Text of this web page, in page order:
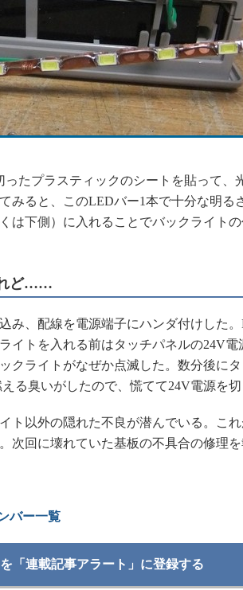
たプラスティックのシートを貼って、
みると、このLEDバー1本で十分な明る
は下側）に入れることでバックライト
れど……
み、配線を電源端子にハンダ付けした
イトを入れる前はタッチパネルの24V電
クライトがなぜか点滅した。数分後に
る臭いがしたので、慌てて24V電源を切
ト以外の隠れた不良が潜んでいる。こ
次回に壊れていた基板の不具合の修理を
バー一覧
「連載記事アラート」に登録する